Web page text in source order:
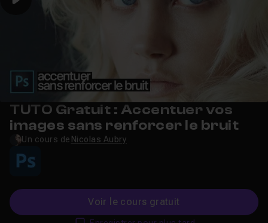
Play
TUTO Gratuit : Accentuer vos
images sans renforcer le bruit
Un cours de Nicolas Aubry
Voir le cours gratuit